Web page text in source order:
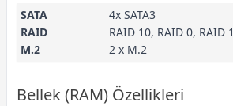
SATA
4x SATA3
RAID
RAID 10, RAID 0, RAID 1
M.2
2 x M.2
Bellek (RAM) Özellikleri